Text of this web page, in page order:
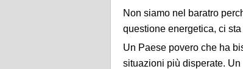
Non siamo nel baratro
questione energetica, ci
Un Paese povero che ha
situazioni più disperate.